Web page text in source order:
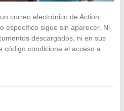
correo electrónico de Action
específico sigue sin aparecer. Ni
descargados, ni en sus
código condiciona el acceso a